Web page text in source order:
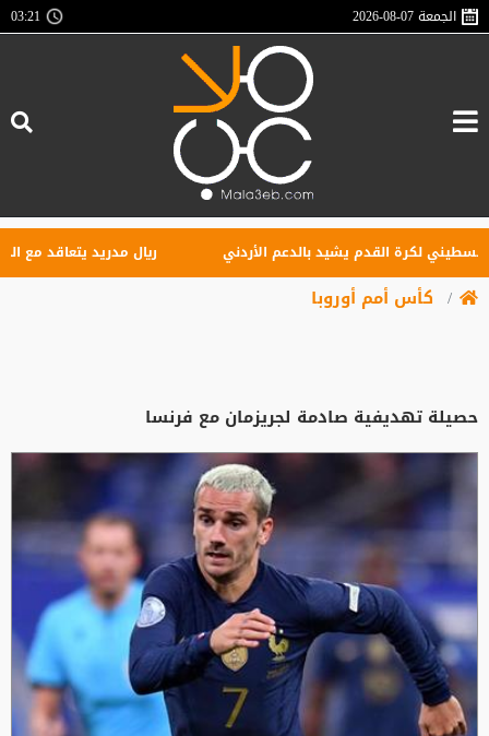
الجمعة2026-08-07
03:21
لكرة القدم يشيد بالدعم الأردني ريال مدريد يتعاقد مع الجناح
كأس أمم أوروبا
حصيلة تهديفية صادمة لجريزمان مع فرنسا